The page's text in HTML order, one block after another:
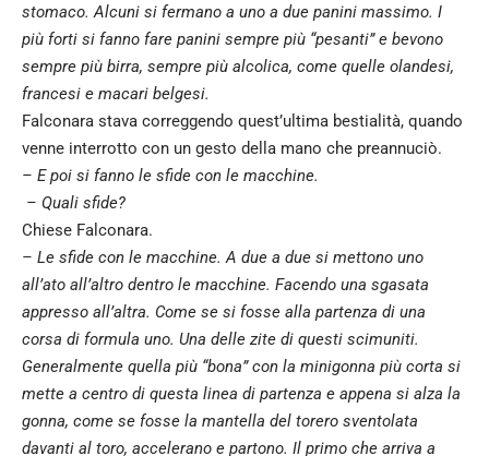
stomaco. Alcuni si fermano a uno a due panini massimo. I
più forti si fanno fare panini sempre più “pesanti” e bevono
sempre più birra, sempre più alcolica, come quelle olandesi,
francesi e macari belgesi.
Falconara stava correggendo quest’ultima bestialità, quando
venne interrotto con un gesto della mano che preannuciò.
– E poi si fanno le sfide con le macchine.
– Quali sfide?
Chiese Falconara.
– Le sfide con le macchine. A due a due si mettono uno
all’ato all’altro dentro le macchine. Facendo una sgasata
appresso all’altra. Come se si fosse alla partenza di una
corsa di formula uno. Una delle zite di questi scimuniti.
Generalmente quella più “bona” con la minigonna più corta si
mette a centro di questa linea di partenza e appena si alza la
gonna, come se fosse la mantella del torero sventolata
davanti al toro, accelerano e partono. Il primo che arriva a